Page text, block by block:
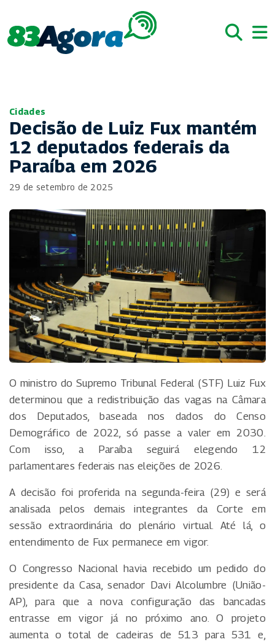
Cidades
Decisão de Luiz Fux mantém
12 deputados federais da
Paraíba em 2026
29 de setembro de 2025
O ministro do Supremo Tribunal Federal (STF) Luiz Fux
determinou que a redistribuição das vagas na Câmara
dos Deputados, baseada nos dados do Censo
Demográfico de 2022, só passe a valer em 2030.
Com isso, a Paraíba seguirá elegendo 12
parlamentares federais nas eleições de 2026.
A decisão foi proferida na segunda-feira (29) e será
analisada pelos demais integrantes da Corte em
sessão extraordinária do plenário virtual. Até lá, o
entendimento de Fux permanece em vigor.
O Congresso Nacional havia recebido um pedido do
presidente da Casa, senador Davi Alcolumbre (União-
AP), para que a nova configuração das bancadas
entrasse em vigor já no próximo ano. O projeto
aumenta o total de cadeiras de 513 para 531 e,